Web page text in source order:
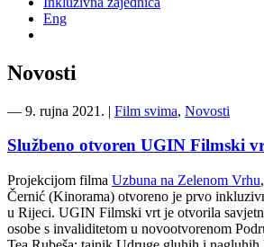
Eng
Novosti
― 9. rujna 2021. | Film svima, Novosti
Službeno otvoren UGIN Filmski
Projekcijom filma Uzbuna na Zelenom Vrhu
Černić (Kinorama) otvoreno je prvo
u Rijeci. UGIN Filmski vrt je otvorila
osobe s invaliditetom u novootvorenom